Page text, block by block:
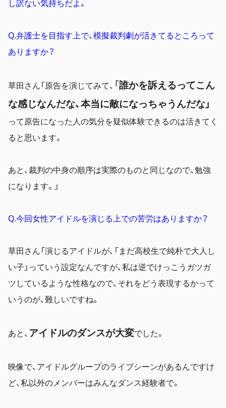
し訳ない気持ちだよ。
Q.弁護士を目指す上で、模擬裁判劇が活きてるところって
ありますか？
草田さん「原告を演じてみて、 「誰かを訴えるってこん
な感じなんだな、本当に敵になっちゃうんだな」
って原告になった人の気分を疑似体験できるのは活きてく
ると思います。
あと、裁判の中身の順序は実際のものと同じなので、勉強
になります。」
Q.今回女性アイドルを演じる上での苦労はありますか？
草田さん「演じるアイドルが、「まだ高校生で純朴で大人し
い子」っていう設定なんですが、私は逆でけっこうガツガ
ツしているような性格なので、それをどう表現するかって
いうのが、難しいですね。
あと、 アイドルのダンスが大変でした。
映像で、アイドルグループのライブシーンがあるんですけ
ど、私以外のメンバーはみんなダンス経験者で。